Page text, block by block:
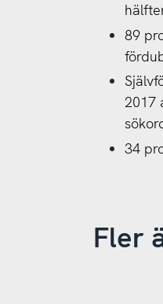
89
2017
34
Fler